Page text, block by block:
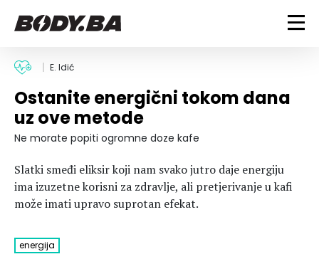
FITNESS
Vježbanje
Mršanje
Discipline
BODYBUILDING
Trening i vježbe
Savjeti
Ostalo
ISHRANA
Dijete
Nutricionizam
Recepti
Suplementi
Tablica kalorija
ZDRAVLJE
Um i tijelo
Povrede i bolesti
Lifestyle
Bodybuilding
E. Idić
Ostanite energični tokom dana
uz ove metode
Ne morate popiti ogromne doze kafe
Slatki smeđi eliksir koji nam svako jutro daje energiju
ima izuzetne korisni za zdravlje, ali pretjerivanje u kafi
može imati upravo suprotan efekat.
energija